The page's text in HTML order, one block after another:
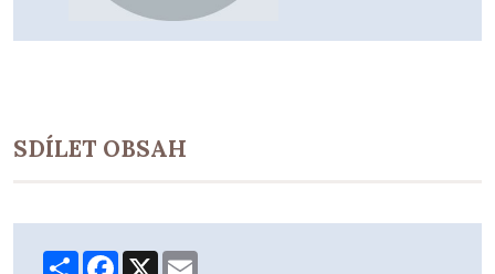
SDÍLET OBSAH
ShareFacebook
X